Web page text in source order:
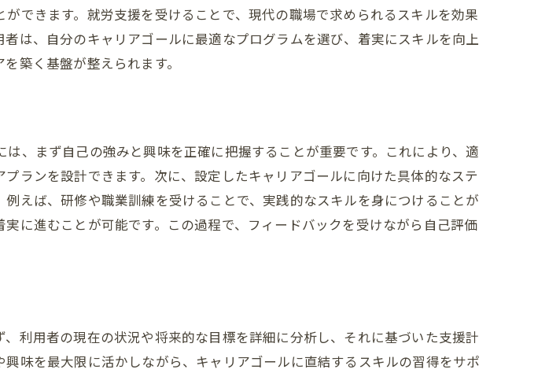
スキルの優先順位付け
ャリア相談の活用法
競争力を高める方法
設計の新たな展望
を提供する就労支援
えたプラン作り
ソナライズされたキャリアアドバイス
える際の支援の役割
実現するための就労支援ツール
就労支援の活用
できます。就労支援を受けることで、現代の職場で求められるスキルを効果
は、自分のキャリアゴールに最適なプログラムを選び、着実にスキルを向上
築く基盤が整えられます。
、まず自己の強みと興味を正確に把握することが重要です。これにより、適
ランを設計できます。次に、設定したキャリアゴールに向けた具体的なステ
えば、研修や職業訓練を受けることで、実践的なスキルを身につけることが
に進むことが可能です。この過程で、フィードバックを受けながら自己評価
利用者の現在の状況や将来的な目標を詳細に分析し、それに基づいた支援計
味を最大限に活かしながら、キャリアゴールに直結するスキルの習得をサポ